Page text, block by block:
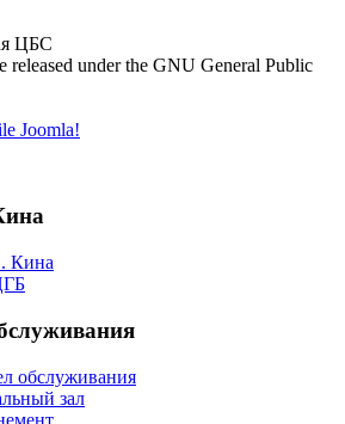
ЦБС
released under the GNU General Public
Joomla!
Кина
обслуживания
зал